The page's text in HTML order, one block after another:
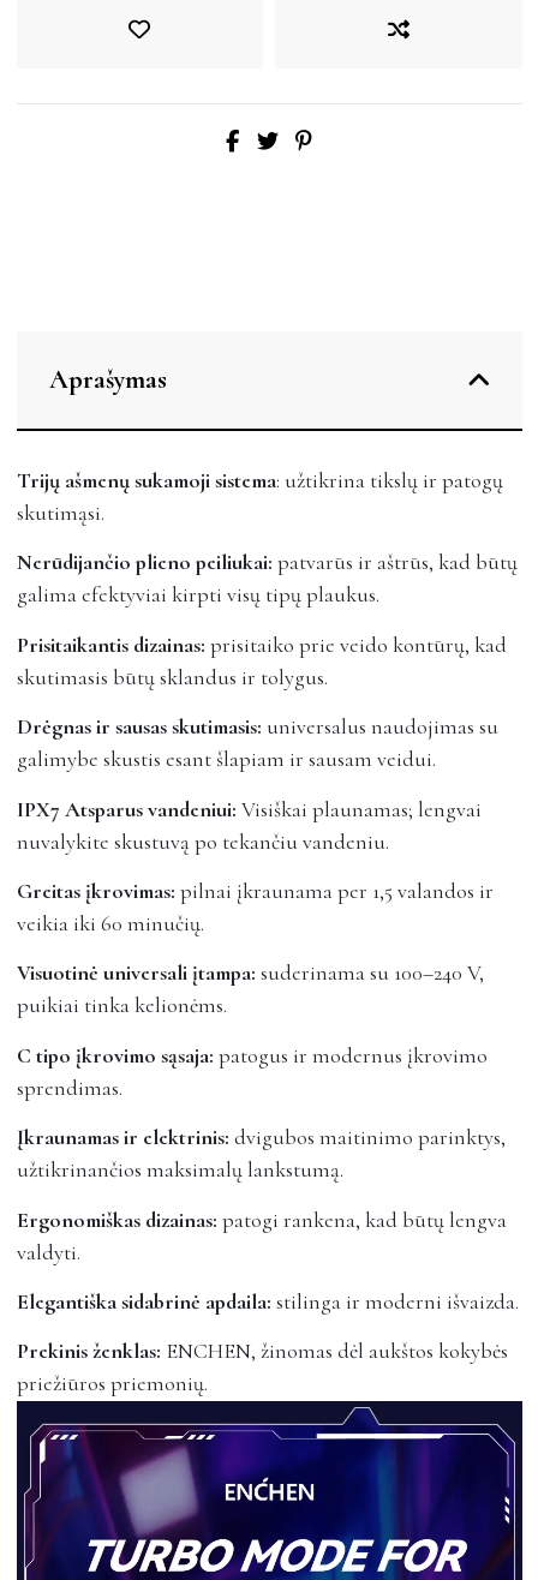
Aprašymas
Trijų ašmenų sukamoji sistema: užtikrina tikslų ir patogų
skutimąsi.
Nerūdijančio plieno peiliukai: patvarūs ir aštrūs, kad būtų
galima efektyviai kirpti visų tipų plaukus.
Prisitaikantis dizainas: prisitaiko prie veido kontūrų, kad
skutimasis būtų sklandus ir tolygus.
Drėgnas ir sausas skutimasis: universalus naudojimas su
galimybe skustis esant šlapiam ir sausam veidui.
IPX7 Atsparus vandeniui: Visiškai plaunamas; lengvai
nuvalykite skustuvą po tekančiu vandeniu.
Greitas įkrovimas: pilnai įkraunama per 1,5 valandos ir
veikia iki 60 minučių.
Visuotinė universali įtampa: suderinama su 100–240 V,
puikiai tinka kelionėms.
C tipo įkrovimo sąsaja: patogus ir modernus įkrovimo
sprendimas.
Įkraunamas ir elektrinis: dvigubos maitinimo parinktys,
užtikrinančios maksimalų lankstumą.
Ergonomiškas dizainas: patogi rankena, kad būtų lengva
valdyti.
Elegantiška sidabrinė apdaila: stilinga ir moderni išvaizda.
Prekinis ženklas: ENCHEN, žinomas dėl aukštos kokybės
priežiūros priemonių.